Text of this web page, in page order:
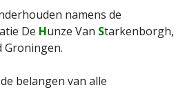
namens de
De Hunze Van Starkenborgh,
Groningen.
belangen van alle